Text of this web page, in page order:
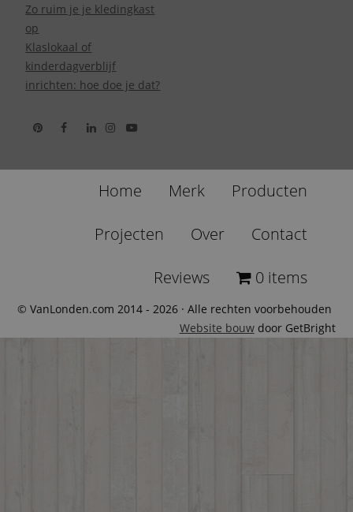
Zo ruim je je kledingkast
op
Klaslokaal of
kinderdagverblijf
inrichten: hoe doe je dat?
Home Merk Producten
Projecten Over Contact
Reviews 0 items
© VanLonden.com 2014 - 2026 · Alle rechten voorbehouden
Website bouwdoor GetBright